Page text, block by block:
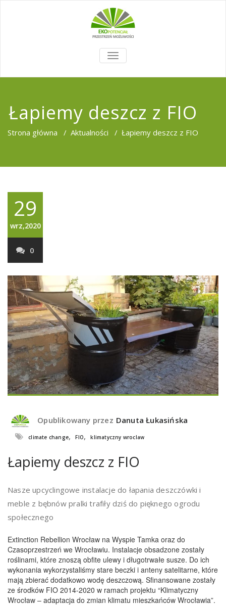
TOGGLE
NAVIGATION
Łapiemy deszcz z FIO
Strona główna / Aktualności / Łapiemy deszcz z FIO
29
wrz,2020
0
Opublikowany przez Danuta Łukasińska
climate change, FIO, klimatyczny wroclaw
Łapiemy deszcz z FIO
Nasze upcyclingowe instalacje do łapania deszczówki i
meble z bębnów pralki trafiły dziś do pięknego ogrodu
społecznego
Extinction Rebellion Wrocław na Wyspie Tamka oraz do
Czasoprzestrzeń we Wrocławiu. Instalacje obsadzone zostały
roślinami, które znoszą obfite ulewy i długotrwałe susze. Do ich
wykonania wykorzystaliśmy stare beczki i anteny satelitarne, które
mają zbierać dodatkowo wodę deszczową. Sfinansowane zostały
ze środków FIO 2014-2020 w ramach projektu “Klimatyczny
Wrocław – adaptacja do zmian klimatu mieszkańców Wrocławia”.